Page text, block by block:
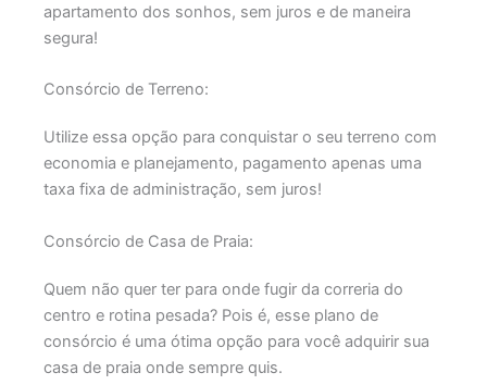
apartamento dos sonhos, sem juros e de maneira
segura!
Consórcio de Terreno:
Utilize essa opção para conquistar o seu terreno com
economia e planejamento, pagamento apenas uma
taxa fixa de administração, sem juros!
Consórcio de Casa de Praia:
Quem não quer ter para onde fugir da correria do
centro e rotina pesada? Pois é, esse plano de
consórcio é uma ótima opção para você adquirir sua
casa de praia onde sempre quis.